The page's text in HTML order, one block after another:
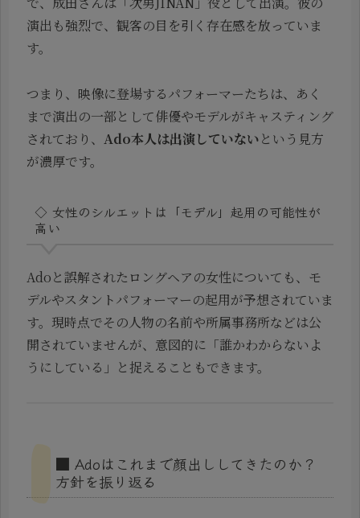
演出も強烈で、観客の目を引く存在感を放っていま
す。
つまり、映像に登場するパフォーマーたちは、あく
まで演出の一部として俳優やモデルがキャスティング
されており、 Ado本人は出演していないという見方
が濃厚です。
◇ 女性のシルエットは「モデル」起用の可能性が
高い
Adoと誤解されたロングヘアの女性についても、モ
デルやスタントパフォーマーの起用が予想されていま
す。現時点でその人物の名前や所属事務所などは公
開されていませんが、意図的に「誰かわからないよ
うにしている」と捉えることもできます。
■ Adoはこれまで顔出ししてきたのか？
方針を振り返る